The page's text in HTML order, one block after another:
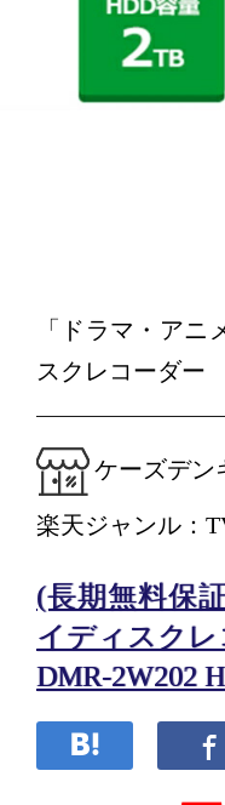
「ドラマ・ア
スクレコーダー
ケーズデ
楽天ジャンル：
(長期無料保
イディスク
DMR-2W202